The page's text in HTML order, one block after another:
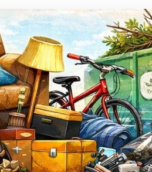
aktivite a preferenciách.
alebo aby sa uložila